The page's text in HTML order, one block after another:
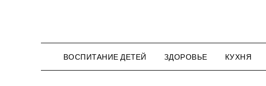
ВОСПИТАНИЕ ДЕТЕЙ ЗДОРОВЬЕ КУХНЯ